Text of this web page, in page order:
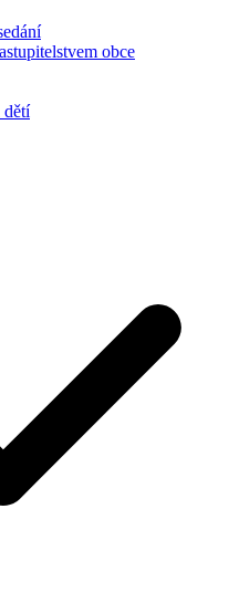
obce
dětí